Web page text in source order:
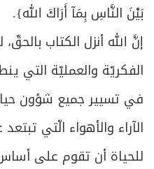
بَيْنَ النَّاسِ بِمَآ أَرَاكَ الله}.
إنَّ الله أنزل الكتاب
الفكريّة والعمليّة التي
في تسيير جميع شؤون
الآراء والأهواء الّتي
للحياة أن تقوم على